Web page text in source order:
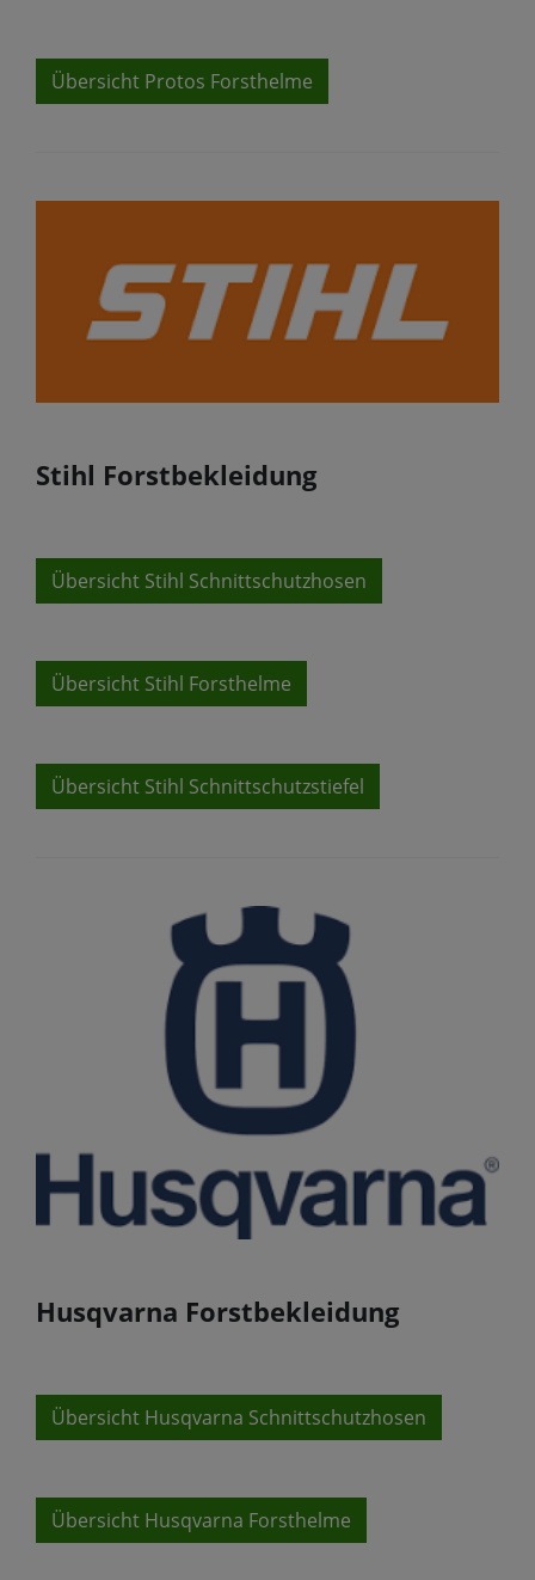
Übersicht Protos Forsthelme
Stihl Forstbekleidung
Übersicht Stihl Schnittschutzhosen
Übersicht Stihl Forsthelme
Übersicht Stihl Schnittschutzstiefel
Husqvarna Forstbekleidung
Übersicht Husqvarna Schnittschutzhosen
Übersicht Husqvarna Forsthelme